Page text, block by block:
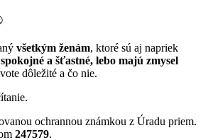
všetkým ženám, ktoré sú aj napriek
spokojné a šťastné, lebo majú zmysel
dôležité a čo nie.
ochrannou známkou z Úradu priem.
247579.